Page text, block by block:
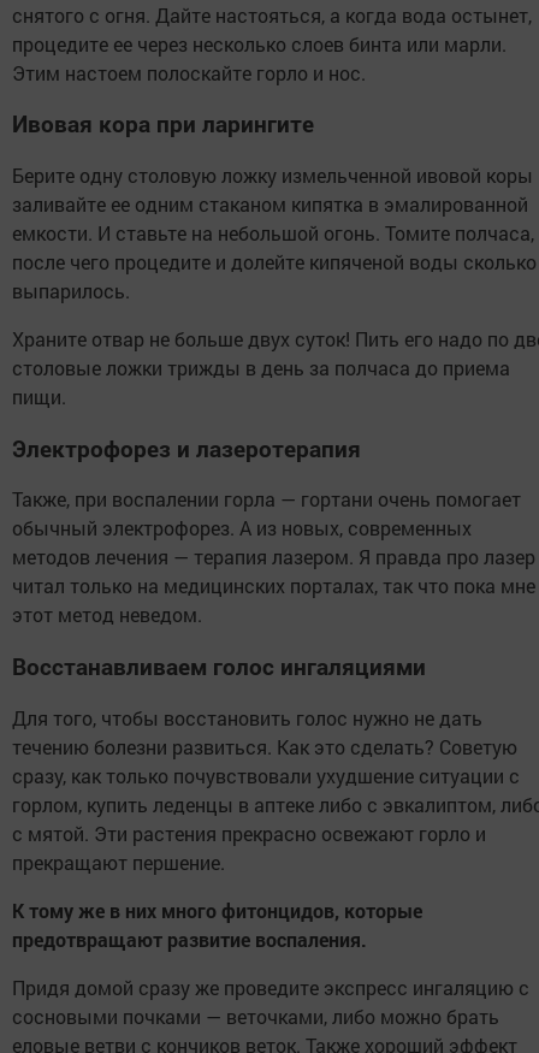
снятого с огня. Дайте настояться, а когда вода остынет,
процедите ее через несколько слоев бинта или марли.
Этим настоем полоскайте горло и нос.
Ивовая кора при ларингите
Берите одну столовую ложку измельченной ивовой коры
заливайте ее одним стаканом кипятка в эмалированной
емкости. И ставьте на небольшой огонь. Томите полчаса,
после чего процедите и долейте кипяченой воды сколько
выпарилось.
Храните отвар не больше двух суток! Пить его надо по
столовые ложки трижды в день за полчаса до приема
пищи.
Электрофорез и лазеротерапия
Также, при воспалении горла — гортани очень помогает
обычный электрофорез. А из новых, современных
методов лечения — терапия лазером. Я правда про лазер
читал только на медицинских порталах, так что пока мне
этот метод неведом.
Восстанавливаем голос ингаляциями
Для того, чтобы восстановить голос нужно не дать
течению болезни развиться. Как это сделать? Советую
сразу, как только почувствовали ухудшение ситуации с
горлом, купить леденцы в аптеке либо с эвкалиптом,
с мятой. Эти растения прекрасно освежают горло и
прекращают першение.
К тому же в них много фитонцидов, которые
предотвращают развитие воспаления.
Придя домой сразу же проведите экспресс ингаляцию с
сосновыми почками — веточками, либо можно брать
еловые ветви с кончиков веток. Также хороший эффект